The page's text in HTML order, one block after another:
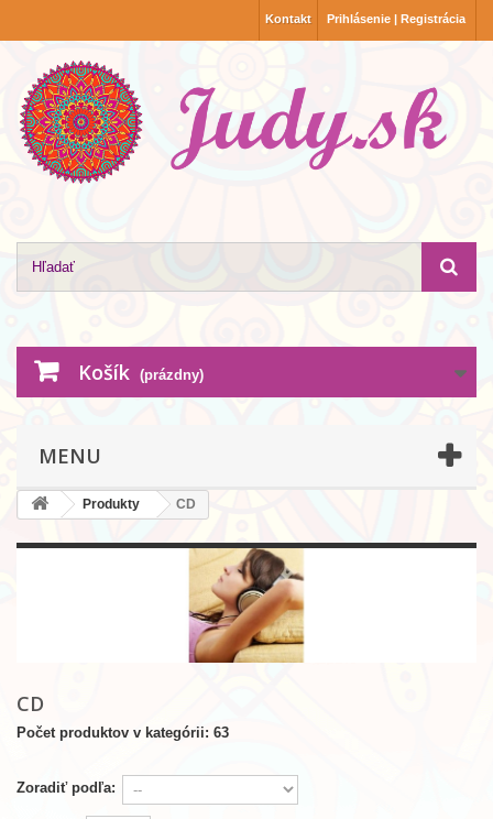
Prihlásenie | Registrácia
Kontakt
Košík (prázdny)
MENU
Produkty CD
CD
Počet produktov v kategórii: 63
Zoradiť podľa: